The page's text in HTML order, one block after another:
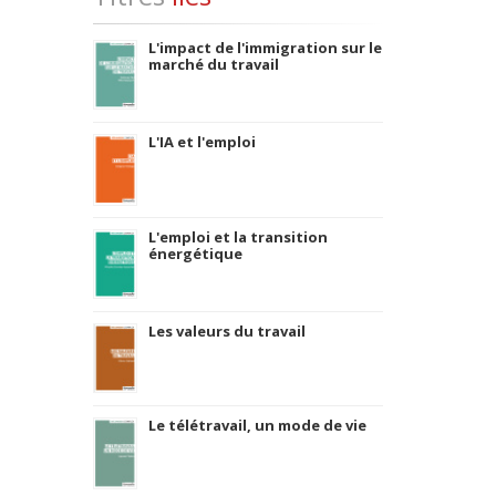
L'impact de l'immigration sur le
marché du travail
L'IA et l'emploi
L'emploi et la transition
énergétique
Les valeurs du travail
Le télétravail, un mode de vie